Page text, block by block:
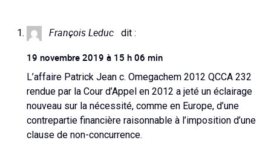
François Leduc dit :
19 novembre 2019 à 15 h 06 min
L’affaire Patrick Jean c. Omegachem 2012 QCCA 232
rendue par la Cour d’Appel en 2012 a jeté un éclairage
nouveau sur la nécessité, comme en Europe, d’une
contrepartie financière raisonnable à l’imposition d’une
clause de non-concurrence.